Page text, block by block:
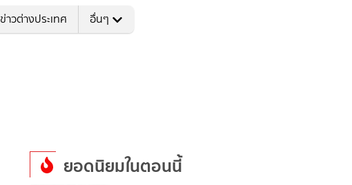
ข่าวต่างประเทศ อื่นๆ
ยอดนิยมในตอนนี้